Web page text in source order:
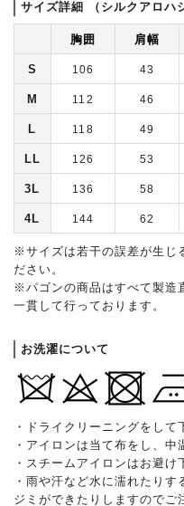
サイズ詳細 （シルクアロハ
胸囲 肩幅
S 106 43
M 112 46
L 118 49
LL 126 53
3L 136 58
4L 144 62
※サイズは若干の誤差が生じ
ださい。
※パゴンの商品はすべて製造
一貫して行っております。
お洗濯について
・ドライクリーニングをして
・アイロンは当て布をし、中
・スチームアイロンはお避け
・雨や汗など水に濡れたり
ジミができたりしますのでご